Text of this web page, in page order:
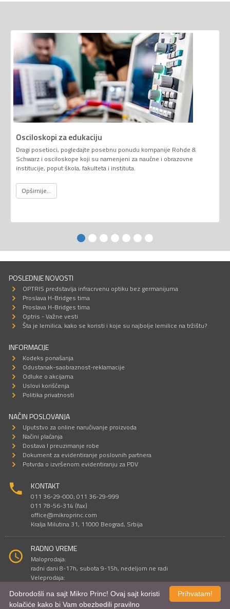
Osciloskopi za edukaciju
Dragi posetioci, pogledajte posebnu ponudu kompanije Rohde &
Schwarz i osciloskope koji su namenjeni za naučne i obrazovne
institucije, poput škola, fakulteta i instituta.
Opširnije...
POSLEDNJE NOVOSTI
OPTRIS predstavlja infracrvenu optiku bez germanijuma
Proslava H-Bridges tima
Proslava H-Bridges tima
Optris - Važne vesti
Šta je lemilica, kako se koristi i koje su najbolje lemilice na tržištu?
INFORMACIJE
Kodeks ponašanja
Odustanak-saobraznost-reklamacije
Odluke o akcijama
Uslovi korišćenja
Politika privatnosti
NAČIN POSLOVANJA
Uputstvo za online naručivanje proizvoda
Načini plaćanja
Dostava I preuzimanje robe
Dokument za evidentiranje poslovnih partnera
Potvrda o izvršenom evidentiranju za PDV
KONTAKT
011 36-29-000; 011 36-29-999
011 78-56-314 (fax)
office@mikroprinc.com
Kralja Milutina 31, 11000 Beograd, Srbija
RADNO VREME
Maloprodaja:
radni dani 8-17h, subota 9-15h, nedeljom ne radi
Veleprodaja:
Prihvatam!
Dobrodošli na sajt Mikro Princ! Ovaj sajt koristi
kolačiće kako bi Vam obezbedili pravilno